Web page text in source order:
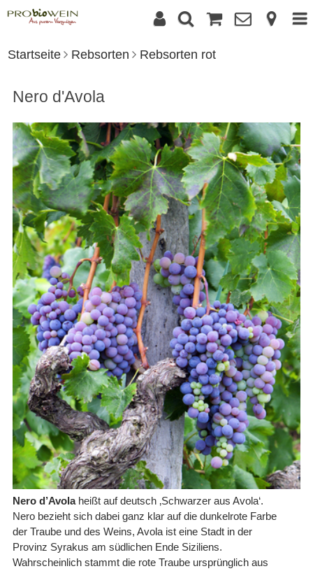
Startseite Rebsorten Rebsorten rot
Nero d'Avola
Nero d’Avola heißt auf deutsch ‚Schwarzer aus Avola‘.
Nero bezieht sich dabei ganz klar auf die dunkelrote Farbe
der Traube und des Weins, Avola ist eine Stadt in der
Provinz Syrakus am südlichen Ende Siziliens.
Wahrscheinlich stammt die rote Traube ursprünglich aus